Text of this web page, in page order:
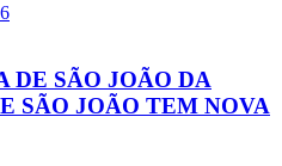
DE SÃO JOÃO DA
SÃO JOÃO TEM NOVA